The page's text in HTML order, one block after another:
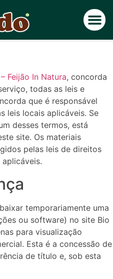
Feijão In Natura, concorda
todas as leis e
que é responsável
leis locais aplicáveis. Se
desses termos, está
site. Os materiais
pelas leis de direitos
temporariamente uma
ou software) no site Bio
para visualização
Esta é a concessão de
de título e, sob esta